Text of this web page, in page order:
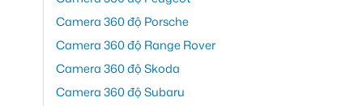
Camera 360 độ Porsche
Camera 360 độ Range Rover
Camera 360 độ Skoda
Camera 360 độ Subaru